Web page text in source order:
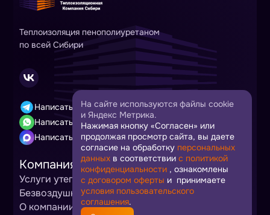
На сайте используются файлы cookie
и Яндекс Метрика.
Нажимая кнопку «Согласен» или
продолжая просмотр сайта, вы даете
согласие на обработку персональных
данных в соответствии с политикой
конфиденциальности , ознакомлены
с договором оферты и принимаете
условия пользовательского
соглашения.
Теплоизоляция пенополиуретаном
по всей Сибири
Написать в Telegram
Написать в Whatsapp
Написать в Max
Компания
Услуги утепленияКомпоненты ППУ
Безвоздушная покраскаЦеныСтатьиФотогалерея
О компании
Контакты